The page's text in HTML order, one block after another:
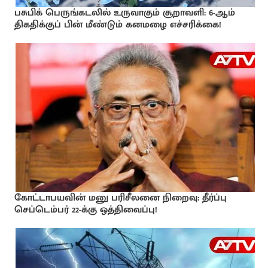
பசுபிக் பெருங்கடலில் உருவாகும் சூறாவளி: 6-ஆம்
திகதிக்குப் பின் மீண்டும் கனமழை எச்சரிக்கை!
கோட்டாபயவின் மனு பரிசீலனை நிறைவு: தீர்ப்பு
செப்டெம்பர் 22-க்கு ஒத்திவைப்பு!